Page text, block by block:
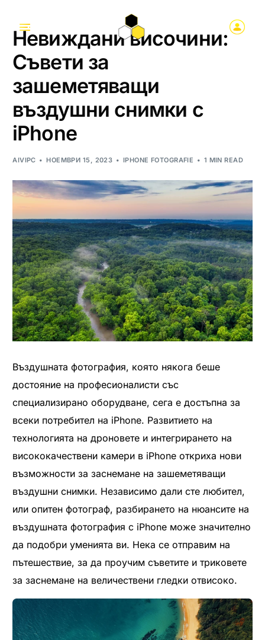
Невиждани височини:
Съвети за
зашеметяващи
въздушни снимки с
iPhone
AIVIPC НОЕМВРИ 15, 2023 IPHONE FOTOGRAFIE 1 MIN READ
Въздушната фотография, която някога беше
достояние на професионалисти със
специализирано оборудване, сега е достъпна за
всеки потребител на iPhone. Развитието на
технологията на дроновете и интегрирането на
висококачествени камери в iPhone откриха нови
възможности за заснемане на зашеметяващи
въздушни снимки. Независимо дали сте любител,
или опитен фотограф, разбирането на нюансите на
въздушната фотография с iPhone може значително
да подобри уменията ви. Нека се отправим на
пътешествие, за да проучим съветите и триковете
за заснемане на величествени гледки отвисоко.